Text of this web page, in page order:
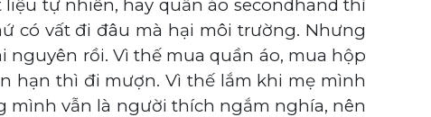
tự nhiên, hay quần áo secondhand thì
có vất đi đâu mà hại môi trường. Nhưng
rồi. Vì thế mua quần áo, mua hộp
hạn thì đi mượn. Vì thế lắm khi mẹ mình
mình vẫn là người thích ngắm nghía, nên